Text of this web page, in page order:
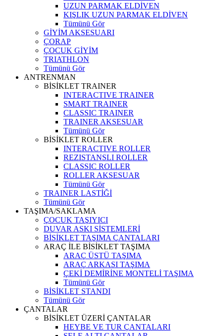
UZUN PARMAK ELDİVEN
KIŞLIK UZUN PARMAK ELDİVEN
Tümünü Gör
GİYİM AKSESUARI
ÇORAP
ÇOCUK GİYİM
TRIATHLON
Tümünü Gör
ANTRENMAN
BİSİKLET TRAINER
INTERACTIVE TRAINER
SMART TRAINER
CLASSIC TRAINER
TRAINER AKSESUAR
Tümünü Gör
BİSİKLET ROLLER
INTERACTIVE ROLLER
REZISTANSLI ROLLER
CLASSIC ROLLER
ROLLER AKSESUAR
Tümünü Gör
TRAINER LASTİĞİ
Tümünü Gör
TAŞIMA/SAKLAMA
ÇOCUK TAŞIYICI
DUVAR ASKI SİSTEMLERİ
BİSİKLET TAŞIMA ÇANTALARI
ARAÇ İLE BİSİKLET TAŞIMA
ARAÇ ÜSTÜ TAŞIMA
ARAÇ ARKASI TAŞIMA
ÇEKİ DEMİRİNE MONTELİ TAŞIMA
Tümünü Gör
BİSİKLET STANDI
Tümünü Gör
ÇANTALAR
BİSİKLET ÜZERİ ÇANTALAR
HEYBE VE TUR ÇANTALARI